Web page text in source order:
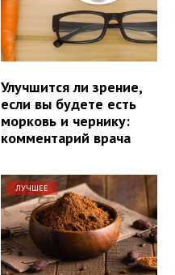
Улучшится ли зрение,
если вы будете есть
морковь и чернику:
комментарий врача
ЛУЧШЕЕ